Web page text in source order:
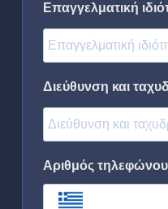
Επαγγελματική
Διεύθυνση και
Αριθμός τηλεφώνου